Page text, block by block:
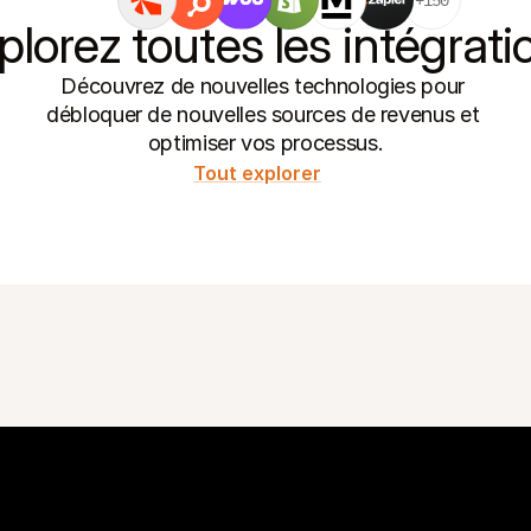
toutes les
Découvrez de nouvelles technologies pour
débloquer de nouvelles sources de revenus et
optimiser vos processus.
Tout explorer